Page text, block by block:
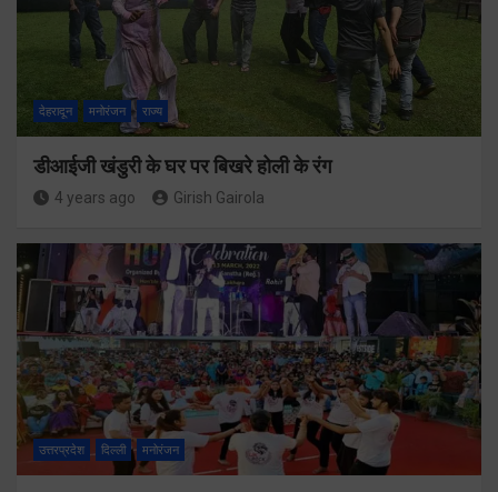
देहरादून मनोरंजन राज्य
डीआईजी खंडुरी के घर पर बिखरे होली के रंग
4 years ago Girish Gairola
उत्तरप्रदेश दिल्ली मनोरंजन